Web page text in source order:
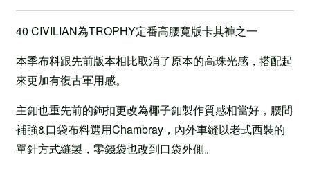
40 CIVILIAN為TROPHY定番高腰寬版卡其褲之一
本季布料跟先前版本相比取消了原本的高珠光感，搭配起
來更加有復古軍用感。
主釦也重先前的鉤扣更改為椰子釦製作質感相當好，腰間
補強&口袋布料選用Chambray，內外車縫以老式西裝的
單針方式縫製，零錢袋也改到口袋外側。